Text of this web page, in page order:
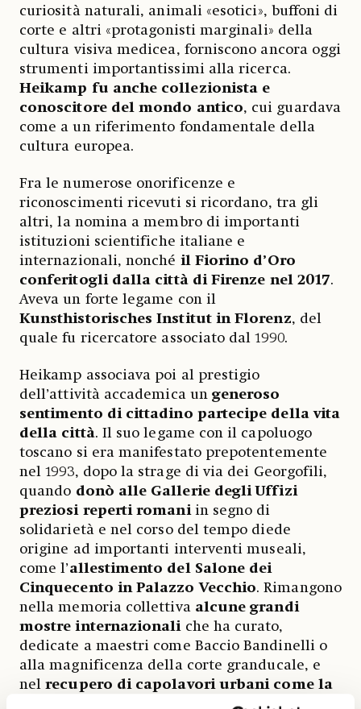
curiosità naturali, animali «esotici», buffoni di
corte e altri «protagonisti marginali» della
cultura visiva medicea, forniscono ancora oggi
strumenti importantissimi alla ricerca.
Heikamp fu anche collezionista e
conoscitore del mondo antico, cui guardava
come a un riferimento fondamentale della
cultura europea.
Fra le numerose onorificenze e
riconoscimenti ricevuti si ricordano, tra gli
altri, la nomina a membro di importanti
istituzioni scientifiche italiane e
internazionali, nonché il Fiorino d’Oro
conferitogli dalla città di Firenze nel 2017.
Aveva un forte legame con il
Kunsthistorisches Institut in Florenz, del
quale fu ricercatore associato dal 1990.
Heikamp associava poi al prestigio
dell’attività accademica un generoso
sentimento di cittadino partecipe della vita
della città. Il suo legame con il capoluogo
toscano si era manifestato prepotentemente
nel 1993, dopo la strage di via dei Georgofili,
quando donò alle Gallerie degli Uffizi
preziosi reperti romaniin segno di
solidarietà e nel corso del tempo diede
origine ad importanti interventi museali,
come l’allestimento del Salone dei
Cinquecento in Palazzo Vecchio. Rimangono
nella memoria collettiva alcune grandi
mostre internazionali che ha curato,
dedicate a maestri come Baccio Bandinelli o
alla magnificenza della corte granducale, e
nelrecupero di capolavori urbani come la
fontana di Bacco del Giambologna.